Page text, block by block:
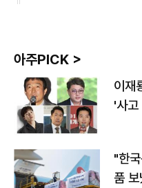
아주PICK >
이재
'사고
"한
품